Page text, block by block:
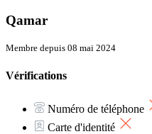
Qamar
Membre depuis 08 mai 2024
Vérifications
Numéro de téléphone
Carte d'identité